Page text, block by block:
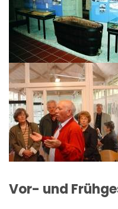
Vor- und